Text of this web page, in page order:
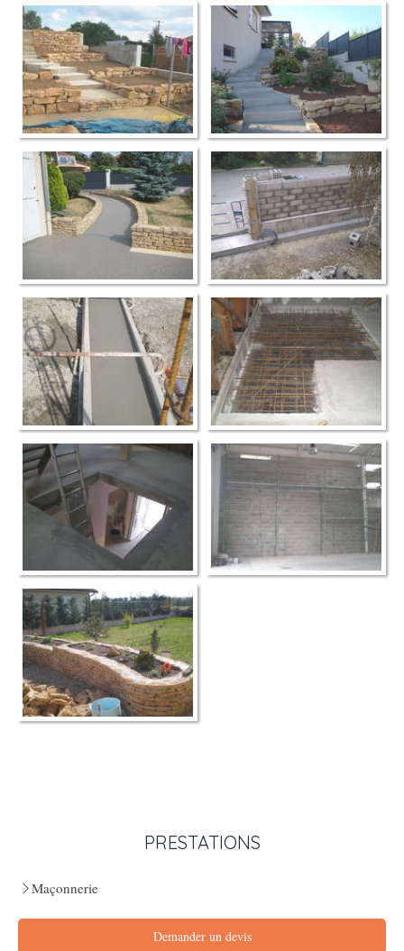
PRESTATIONS
Maçonnerie
Demander un devis